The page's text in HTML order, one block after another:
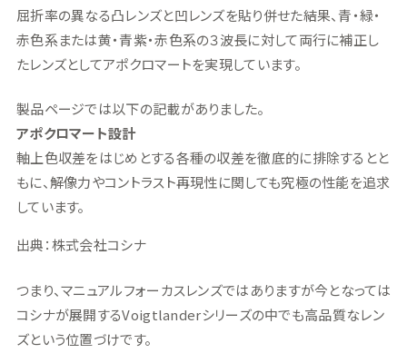
屈折率の異なる凸レンズと凹レンズを貼り併せた結果、青・緑・
赤色系または黄・青紫・赤色系の３波長に対して両行に補正し
たレンズとしてアポクロマートを実現しています。
製品ページでは以下の記載がありました。
アポクロマート設計
軸上色収差をはじめとする各種の収差を徹底的に排除するとと
もに、解像力やコントラスト再現性に関しても究極の性能を追求
しています。
出典：株式会社コシナ
つまり、マニュアルフォーカスレンズではありますが今となっては
コシナが展開するVoigtlanderシリーズの中でも高品質なレン
ズという位置づけです。